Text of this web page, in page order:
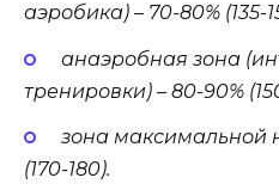
аэробика) – 70-80% (135-
анаэробная зона
тренировки) – 80-90%
зона максимальной
(170-180).